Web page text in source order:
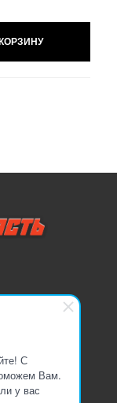
С
Вам.
у вас